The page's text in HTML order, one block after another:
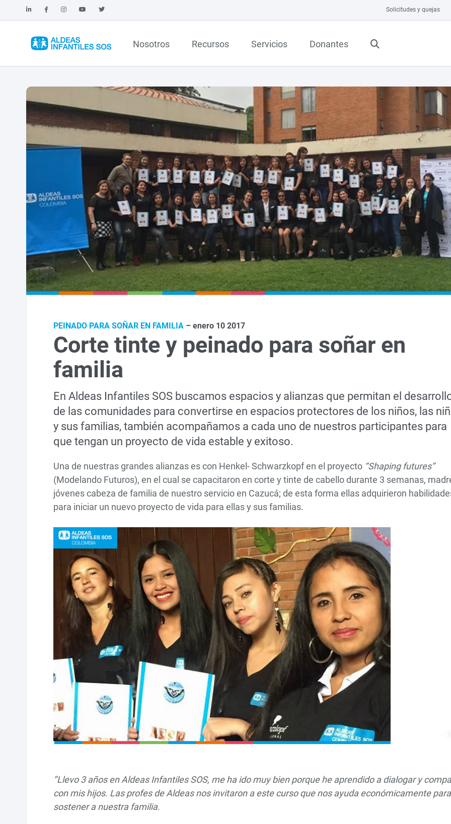
Solicitudes y quejas
Nosotros Recursos Servicios Donantes
PEINADO PARA SOÑAR EN FAMILIA – enero 10 2017
Corte tinte y peinado para soñar en
familia
En Aldeas Infantiles SOS buscamos espacios y alianzas que permitan el
de las comunidades para convertirse en espacios protectores de los niños, las
y sus familias, también acompañamos a cada uno de nuestros participantes para
que tengan un proyecto de vida estable y exitoso.
Una de nuestras grandes alianzas es con Henkel- Schwarzkopf en el proyecto ‘’Shaping futures’’
(Modelando Futuros), en el cual se capacitaron en corte y tinte de cabello durante 3 semanas,
jóvenes cabeza de familia de nuestro servicio en Cazucá; de esta forma ellas adquirieron
para iniciar un nuevo proyecto de vida para ellas y sus familias.
‘’Llevo 3 años en Aldeas Infantiles SOS, me ha ido muy bien porque he aprendido a dialogar y
con mis hijos. Las profes de Aldeas nos invitaron a este curso que nos ayuda económicamente para
sostener a nuestra familia.